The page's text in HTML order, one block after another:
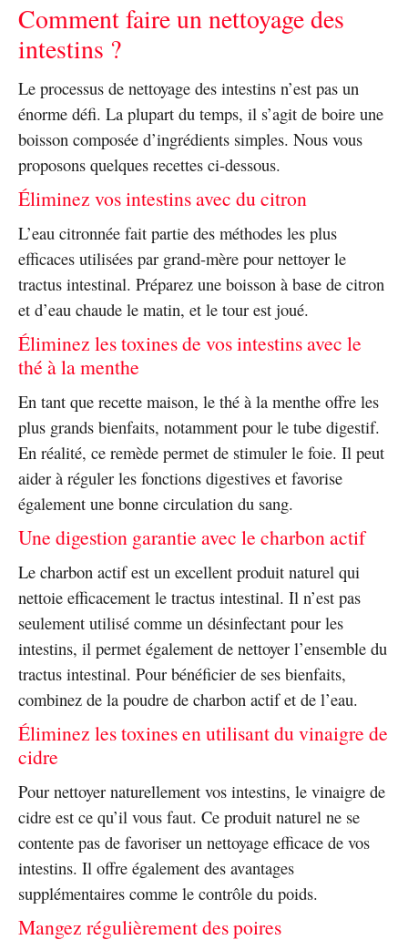
Comment faire un nettoyage des
intestins ?
Le processus de nettoyage des intestins n’est pas un
énorme défi. La plupart du temps, il s’agit de boire une
boisson composée d’ingrédients simples. Nous vous
proposons quelques recettes ci-dessous.
Éliminez vos intestins avec du citron
L’eau citronnée fait partie des méthodes les plus
efficaces utilisées par grand-mère pour nettoyer le
tractus intestinal. Préparez une boisson à base de citron
et d’eau chaude le matin, et le tour est joué.
Éliminez les toxines de vos intestins avec le
thé à la menthe
En tant que recette maison, le thé à la menthe offre les
plus grands bienfaits, notamment pour le tube digestif.
En réalité, ce remède permet de stimuler le foie. Il peut
aider à réguler les fonctions digestives et favorise
également une bonne circulation du sang.
Une digestion garantie avec le charbon actif
Le charbon actif est un excellent produit naturel qui
nettoie efficacement le tractus intestinal. Il n’est pas
seulement utilisé comme un désinfectant pour les
intestins, il permet également de nettoyer l’ensemble du
tractus intestinal. Pour bénéficier de ses bienfaits,
combinez de la poudre de charbon actif et de l’eau.
Éliminez les toxines en utilisant du vinaigre de
cidre
Pour nettoyer naturellement vos intestins, le vinaigre de
cidre est ce qu’il vous faut. Ce produit naturel ne se
contente pas de favoriser un nettoyage efficace de vos
intestins. Il offre également des avantages
supplémentaires comme le contrôle du poids.
Mangez régulièrement des poires